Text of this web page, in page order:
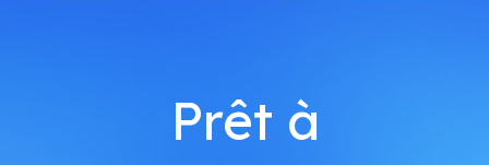
Prêt à